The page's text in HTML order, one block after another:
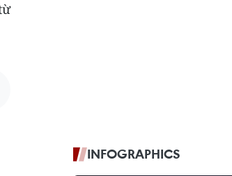
INFOGRAPHICS